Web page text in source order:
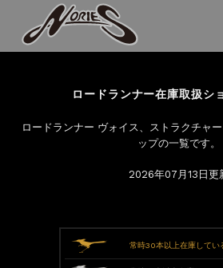
ロードランナー在庫取扱シ
ロードランナー ヴォイス、ストラクチャ
ップの一覧です。
2026年07月13日更
常時30本以上在庫してい